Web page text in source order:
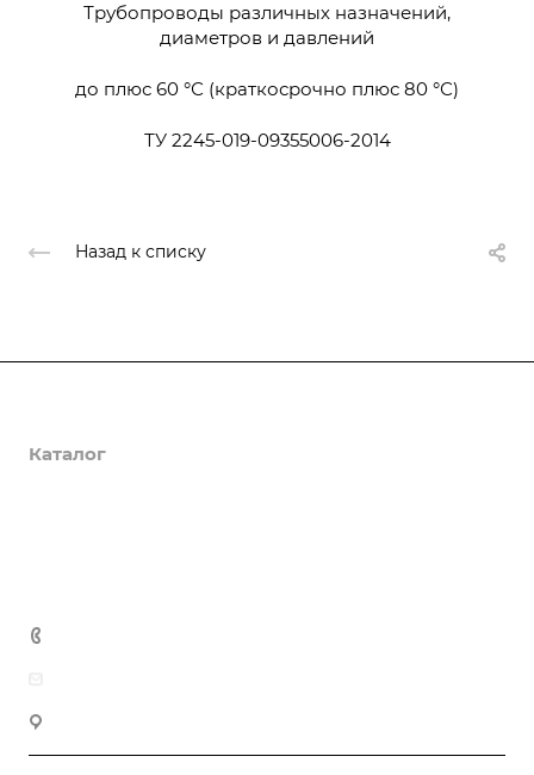
Трубопроводы различных назначений,
диаметров и давлений
до плюс 60 °С (краткосрочно плюс 80 °С)
ТУ 2245-019-09355006-2014
Назад к списку
Каталог